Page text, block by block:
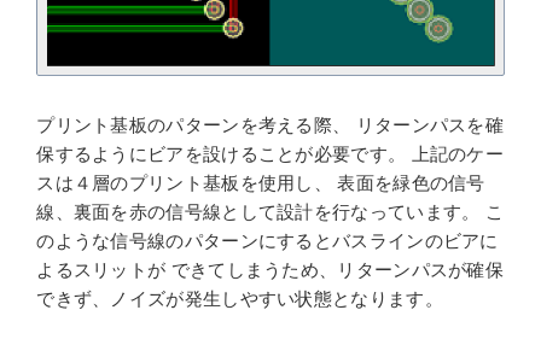
プリント基板のパターンを考える際、 リターンパスを確
保するようにビアを設けることが必要です。 上記のケー
スは４層のプリント基板を使用し、 表面を緑色の信号
線、裏面を赤の信号線として設計を行なっています。 こ
のような信号線のパターンにするとバスラインのビアに
よるスリットが できてしまうため、リターンパスが確保
できず、ノイズが発生しやすい状態となります。